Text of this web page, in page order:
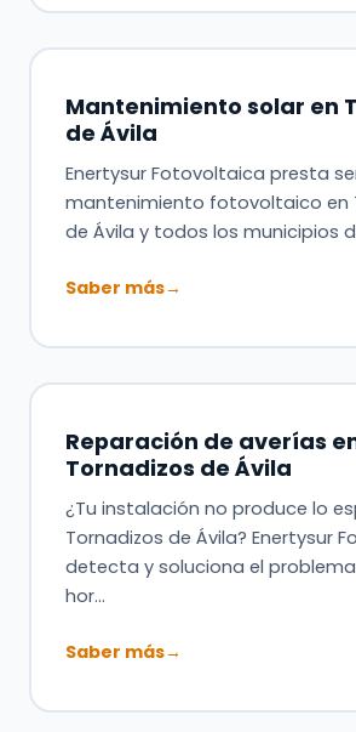
Mantenimiento solar en
de Ávila
Enertysur Fotovoltaica presta
mantenimiento fotovoltaico en
de Ávila y todos los municipios
Saber más→
Reparación de averías
Tornadizos de Ávila
¿Tu instalación no produce lo
Tornadizos de Ávila? Enertysur
detecta y soluciona el
hor…
Saber más→